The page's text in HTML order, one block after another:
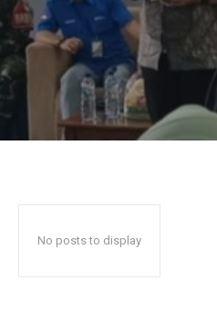
No posts to display